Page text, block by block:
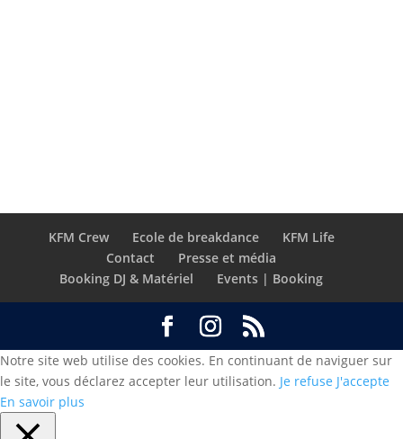
KFM Crew Ecole de breakdance
KFM Life
Contact
Presse et média
Booking DJ & Matériel
Events | Booking
Notre site web utilise des cookies. En continuant de naviguer sur
le site, vous déclarez accepter leur utilisation. Je refuse J'accepte
En savoir plus